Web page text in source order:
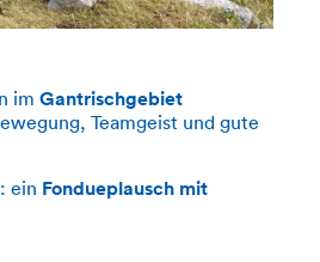
im Gantrischgebiet
Teamgeist und gute
ein Fondueplausch mit